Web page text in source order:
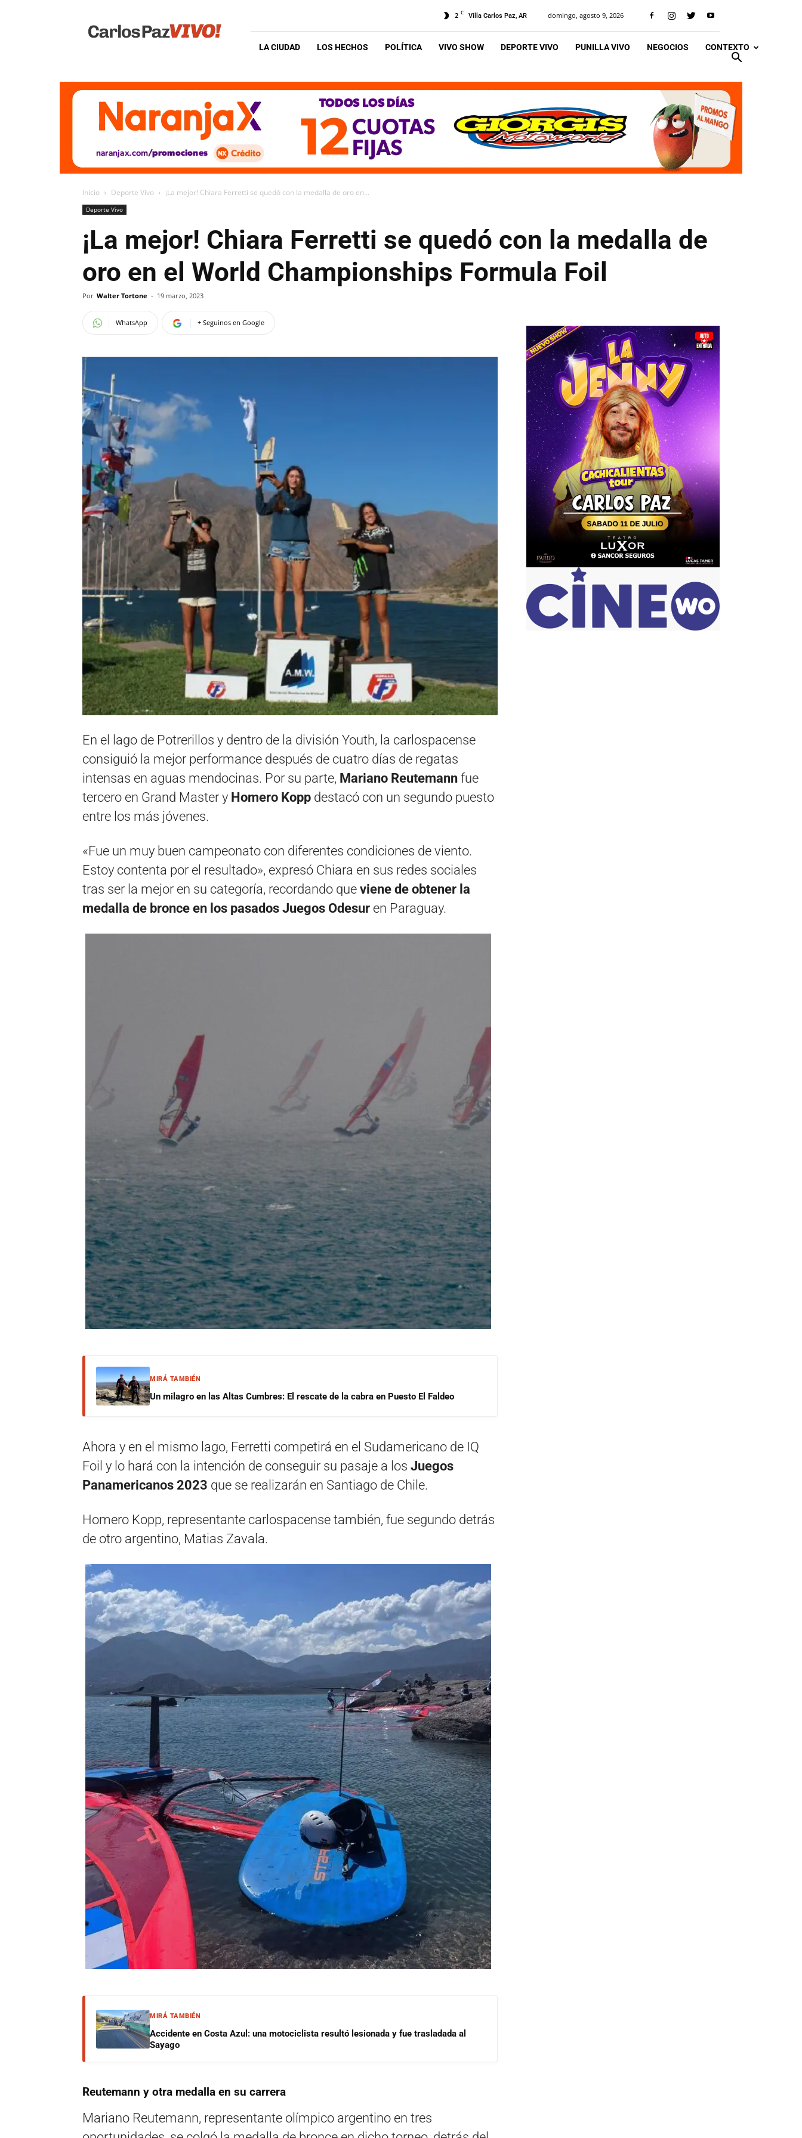
Vivo
2 C Villa Carlos Paz, AR domingo, agosto 9, 2026
LA CIUDAD LOS HECHOS POLÍTICA VIVO SHOW DEPORTE VIVO PUNILLA VIVO NEGOCIOS CONTEXTO
Inicio Deporte Vivo ¡La mejor! Chiara Ferretti se quedó con la medalla de oro en...
Deporte Vivo
¡La mejor! Chiara Ferretti se quedó con la medalla de
oro en el World Championships Formula Foil
Por Walter Tortone - 19 marzo, 2023
WhatsApp + Seguinos en Google
En el lago de Potrerillos y dentro de la división Youth, la carlospacense
consiguió la mejor performance después de cuatro días de regatas
intensas en aguas mendocinas. Por su parte, Mariano Reutemann fue
tercero en Grand Master y Homero Kopp destacó con un segundo puesto
entre los más jóvenes.
«Fue un muy buen campeonato con diferentes condiciones de viento.
Estoy contenta por el resultado», expresó Chiara en sus redes sociales
tras ser la mejor en su categoría, recordando que viene de obtener la
medalla de bronce en los pasados Juegos Odesur en Paraguay.
MIRÁ TAMBIÉN
Un milagro en las Altas Cumbres: El rescate de la cabra en Puesto El Faldeo
Ahora y en el mismo lago, Ferretti competirá en el Sudamericano de IQ
Foil y lo hará con la intención de conseguir su pasaje a los Juegos
Panamericanos 2023 que se realizarán en Santiago de Chile.
Homero Kopp, representante carlospacense también, fue segundo detrás
de otro argentino, Matias Zavala.
MIRÁ TAMBIÉN
Accidente en Costa Azul: una motociclista resultó lesionada y fue trasladada al
Sayago
Reutemann y otra medalla en su carrera
Mariano Reutemann, representante olímpico argentino en tres